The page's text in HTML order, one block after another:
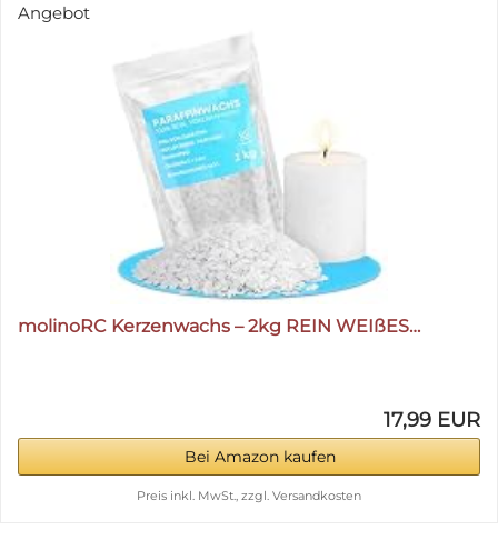
Angebot
molinoRC Kerzenwachs – 2kg REIN WEIßES…
17,99 EUR
Bei Amazon kaufen
Preis inkl. MwSt., zzgl. Versandkosten